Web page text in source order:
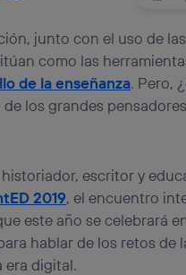
junto con el uso de
como las
de la enseñanza. Pero,
los grandes
historiador, escritor y
2019, el encuentro
este año se celebrará
hablar de los retos de
era digital.